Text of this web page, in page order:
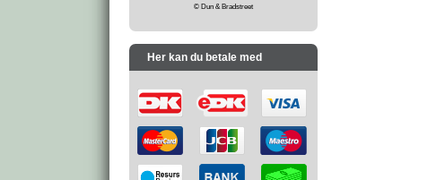
© Dun & Bradstreet
Her kan du betale med